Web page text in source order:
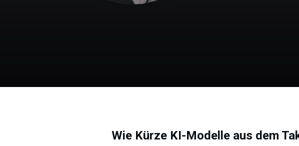
Wie Kürze KI-Modelle aus dem